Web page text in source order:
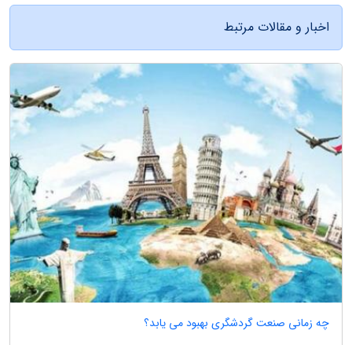
اخبار و مقالات مرتبط
چه زمانی صنعت گردشگری بهبود می یابد؟